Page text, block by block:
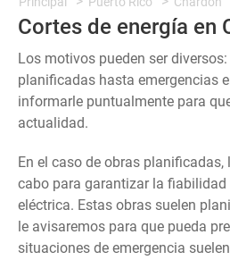
Cortes de energía en
Los motivos pueden ser
planificadas hasta emergencias
informarle puntualmente para
actualidad.
En el caso de obras planificadas,
cabo para garantizar la fiabilidad
eléctrica. Estas obras suelen
le avisaremos para que pueda
situaciones de emergencia